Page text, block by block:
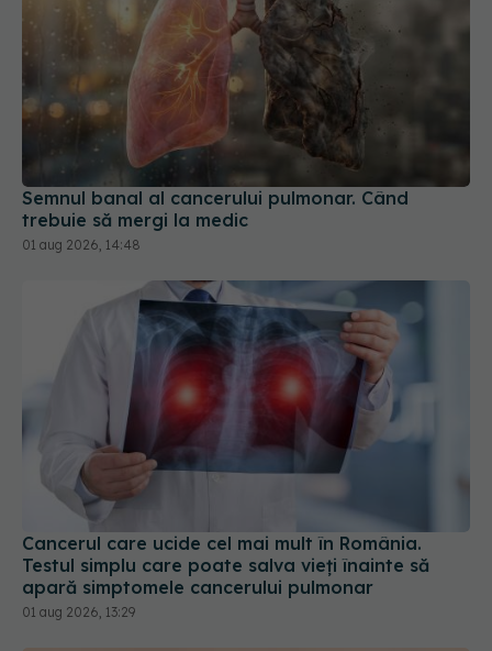
Semnul banal al cancerului pulmonar. Când
trebuie să mergi la medic
01 aug 2026, 14:48
Cancerul care ucide cel mai mult în România.
Testul simplu care poate salva vieți înainte să
apară simptomele cancerului pulmonar
01 aug 2026, 13:29